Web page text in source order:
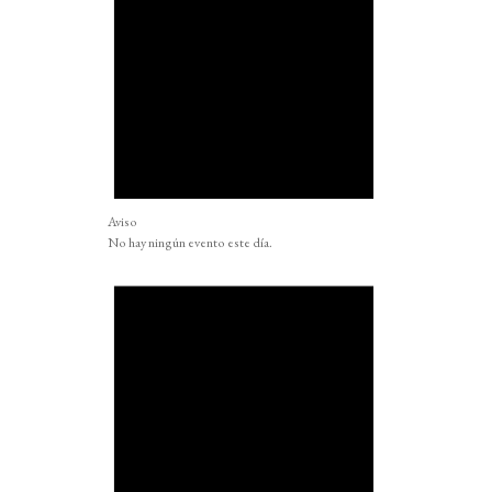
Aviso
No hay ningún evento este día.